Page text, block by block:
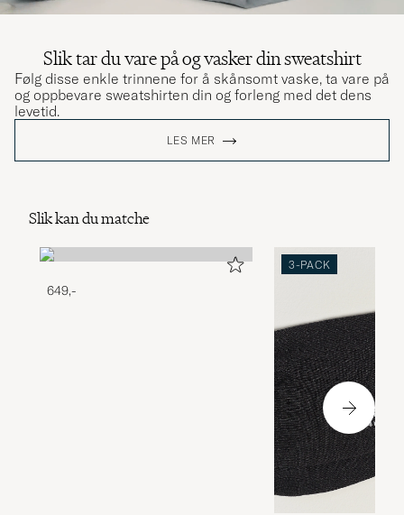
Slik tar du vare på og vasker din sweatshirt
Følg disse enkle trinnene for å skånsomt vaske, ta vare på
og oppbevare sweatshirten din og forleng med det dens
levetid.
LES MER
Slik kan du matche
649,-
3-PACK